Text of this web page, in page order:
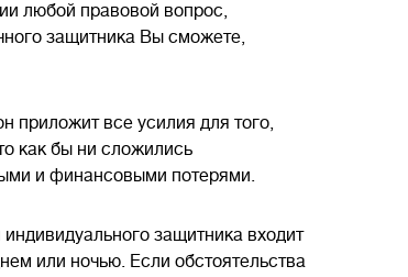
любой правовой вопрос,
защитника Вы сможете,
приложит все усилия для того,
как бы ни сложились
и финансовыми потерями.
защитника входит
или ночью. Если обстоятельства